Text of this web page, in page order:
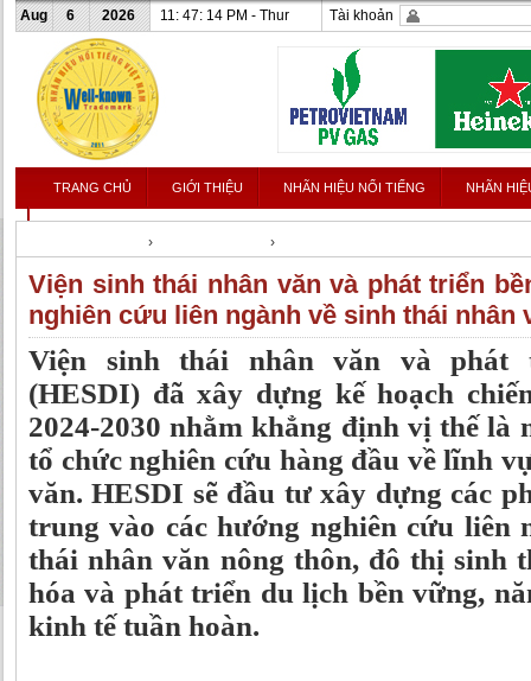
Aug 6 2026 11: 47: 15 PM - Thur Tài khoản
TRANG CHỦ GIỚI THIỆU NHÃN HIỆU NỔI TIẾNG NHÃN
LIÊN HỆ
› ›
Viện sinh thái nhân văn và phát triển
nghiên cứu liên ngành về sinh thái nhân
Viện sinh thái nhân văn và phát
(HESDI) đã xây dựng kế hoạch
2024-2030 nhằm khẳng định vị thế là
tổ chức nghiên cứu hàng đầu về lĩnh
văn. HESDI sẽ đầu tư xây dựng các
trung vào các hướng nghiên cứu liên
thái nhân văn nông thôn, đô thị sinh
hóa và phát triển du lịch bền vững,
kinh tế tuần hoàn.